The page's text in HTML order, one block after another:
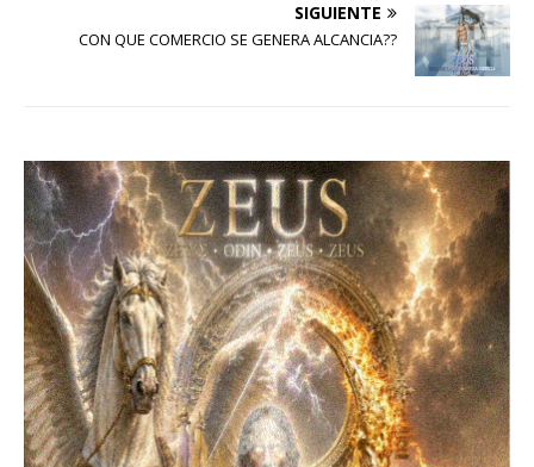
SIGUIENTE
CON QUE COMERCIO SE GENERA ALCANCIA??